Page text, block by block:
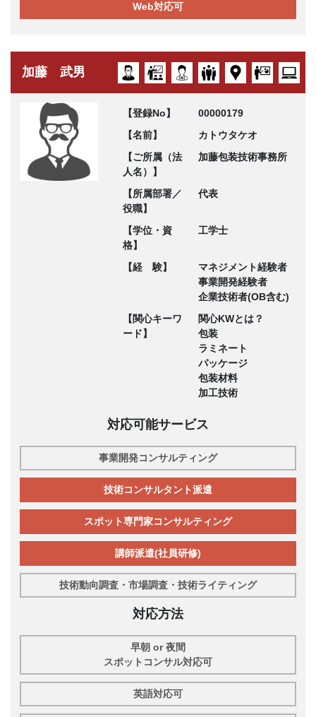
Web対応可
加藤 武男
【登録No】
00000179
【名前】
カトウタケオ
【ご所属（法
人名）】
加藤包装技術事務所
【所属部署／
役職】
代表
【学位・資
格】
工学士
【経 験】
マネジメント経験者
事業開発経験者
企業技術者(OB含む)
【関心キーワ
ード】
関心KWとは？
包装
ラミネート
パッケージ
包装材料
加工技術
対応可能サービス
事業開発コンサルティング
技術コンサルタント派遣
スポット専門家コンサルティング
講師派遣(社員研修)
技術動向調査・市場調査・技術ライティング
対応方法
早朝 or 夜間
スポットコンサル対応可
英語対応可